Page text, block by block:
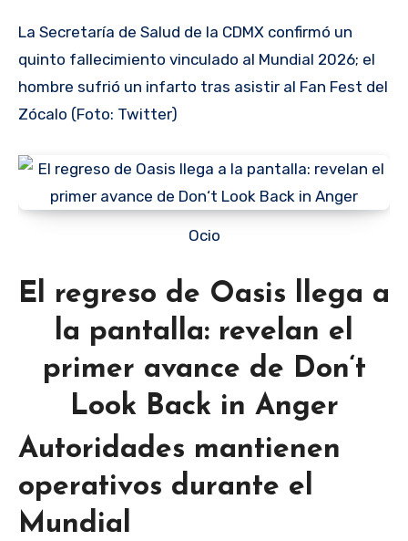
La Secretaría de Salud de la CDMX confirmó un
quinto fallecimiento vinculado al Mundial 2026; el
hombre sufrió un infarto tras asistir al Fan Fest del
Zócalo (Foto: Twitter)
Ocio
El regreso de Oasis llega a
la pantalla: revelan el
primer avance de Don‘t
Look Back in Anger
Autoridades mantienen
operativos durante el
Mundial